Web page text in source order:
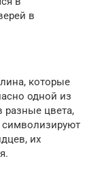
в
которые
одной из
разные цвета,
их